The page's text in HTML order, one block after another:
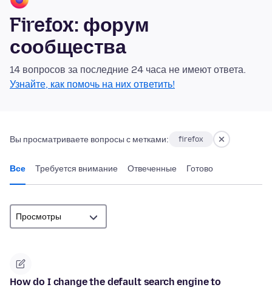
Firefox: форум
сообщества
14 вопросов за последние 24 часа не имеют ответа.
Узнайте, как помочь на них ответить!
Вы просматриваете вопросы с метками: firefox
Все Требуется внимание Отвеченные Готово
How do I change the default search engine to